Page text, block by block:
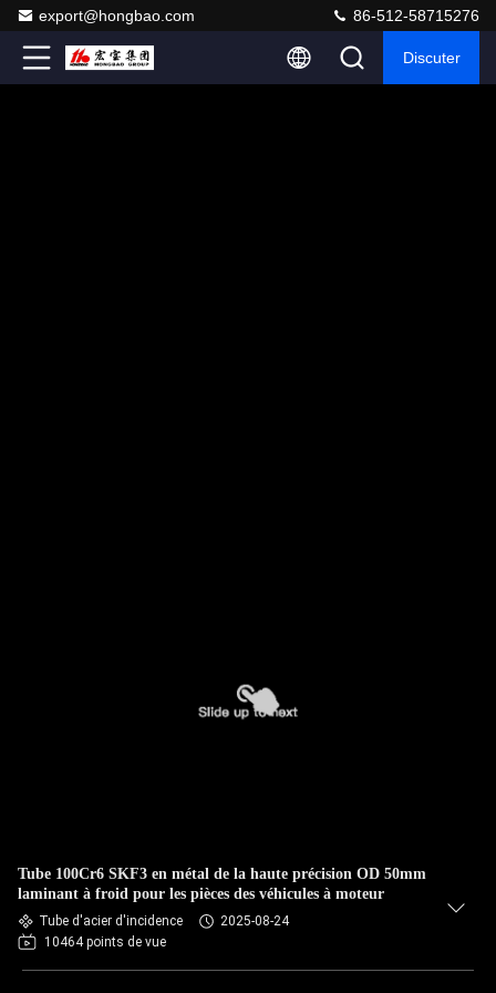
export@hongbao.com 86-512-58715276
Discuter
Tube 100Cr6 SKF3 en métal de la haute précision OD 50mm
laminant à froid pour les pièces des véhicules à moteur
Tube d'acier d'incidence
2025-08-24
10464 points de vue